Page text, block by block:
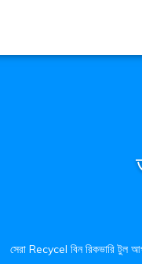
সেরা Recycel বিন রিকভারি টুল